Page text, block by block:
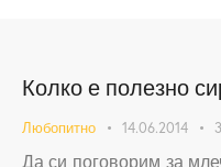
Колко е полезно
Любопитно 14.06.2014
Да си поговорим за